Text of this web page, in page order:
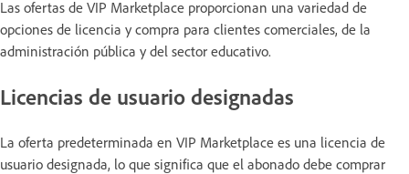
Las ofertas de VIP Marketplace proporcionan una variedad de
opciones de licencia y compra para clientes comerciales, de la
administración pública y del sector educativo.
Licencias de usuario designadas
La oferta predeterminada en VIP Marketplace es una licencia de
usuario designada, lo que significa que el abonado debe comprar